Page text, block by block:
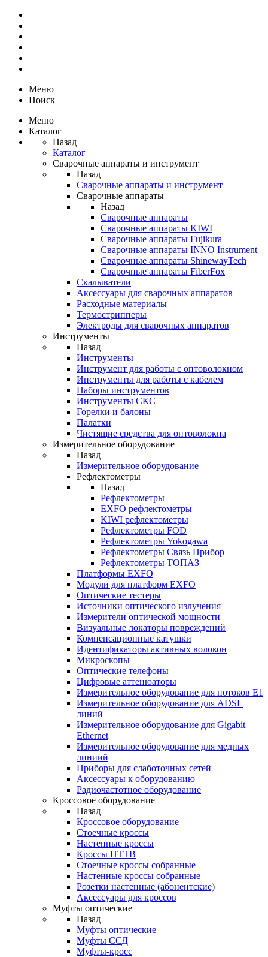
Меню
Поиск
Меню
Каталог
Назад
Каталог
Сварочные аппараты и инструмент
Назад
Сварочные аппараты и инструмент
Сварочные аппараты
Назад
Сварочные аппараты
Сварочные аппараты KIWI
Сварочные аппараты Fujikura
Сварочные аппараты INNO Instrument
Сварочные аппараты ShinewayTech
Cварочные аппараты FiberFox
Скалыватели
Аксессуары для сварочных аппаратов
Расходные материалы
Термострипперы
Электроды для сварочных аппаратов
Инструменты
Назад
Инструменты
Инструмент для работы с оптоволокном
Инструменты для работы с кабелем
Наборы инструментов
Инструменты СКС
Горелки и балоны
Палатки
Чистящие средства для оптоволокна
Измерительное оборудование
Назад
Измерительное оборудование
Рефлектометры
Назад
Рефлектометры
EXFO рефлектометры
KIWI рефлектометры
Рефлектометры FOD
Рефлектометры Yokogawa
Рефлектометры Связь Прибор
Рефлектометры ТОПАЗ
Платформы EXFO
Модули для платформ EXFO
Оптические тестеры
Источники оптического излучения
Измерители оптической мощности
Визуальные локаторы повреждений
Компенсационные катушки
Идентификаторы активных волокон
Микроскопы
Оптические телефоны
Цифровые аттенюаторы
Измерительное оборудование для потоков Е1
Измерительное оборудование для ADSL
линий
Измерительное оборудование для Gigabit
Ethernet
Измерительное оборудование для медных
линиий
Приборы для слаботочных сетей
Аксессуары к оборудованию
Радиочастотное оборудование
Кроссовое оборудование
Назад
Кроссовое оборудование
Стоечные кроссы
Настенные кроссы
Кроссы HTTB
Стоечные кроссы собранные
Настенные кроссы собранные
Розетки настенные (абонентские)
Аксессуары для кроссов
Муфты оптические
Назад
Муфты оптические
Муфты ССД
Муфты-кросс